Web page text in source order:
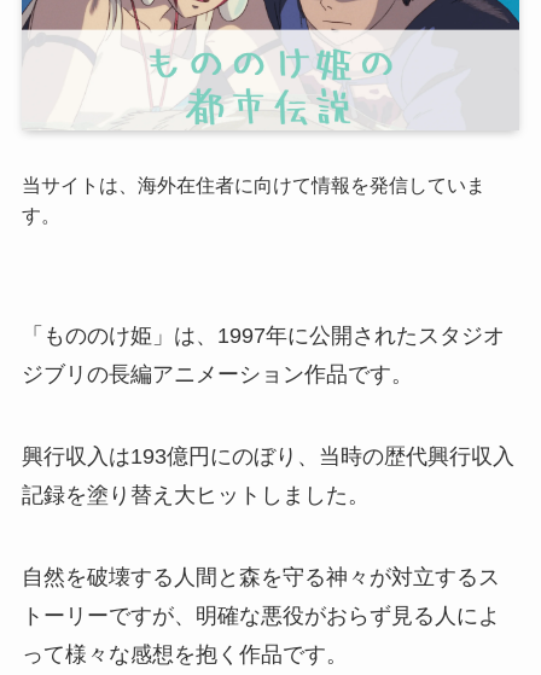
当サイトは、海外在住者に向けて情報を発信していま
す。
「もののけ姫」は、1997年に公開されたスタジオ
ジブリの長編アニメーション作品です。
興行収入は193億円にのぼり、当時の歴代興行収入
記録を塗り替え大ヒットしました。
自然を破壊する人間と森を守る神々が対立するス
トーリーですが、明確な悪役がおらず見る人によ
って様々な感想を抱く作品です。